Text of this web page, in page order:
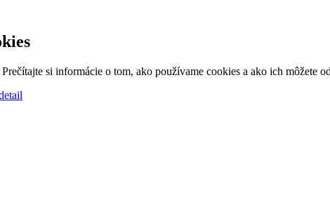
si informácie o tom, ako používame cookies a ako ich môžete